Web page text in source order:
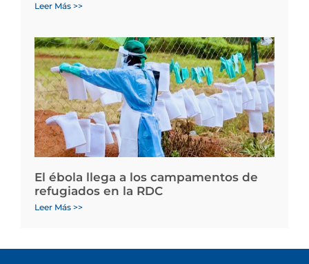
Leer Más >>
El ébola llega a los campamentos de
refugiados en la RDC
Leer Más >>